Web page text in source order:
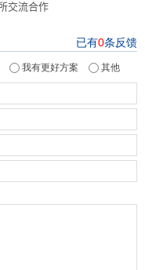
交流合作